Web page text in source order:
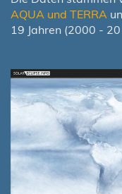
AQUA und TERRA
19 Jahren (2000 -